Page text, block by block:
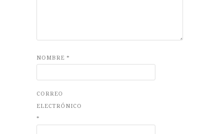
NOMBRE *
CORREO
ELECTRÓNICO
*